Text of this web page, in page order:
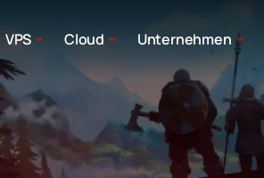
VPS Cloud Unternehmen